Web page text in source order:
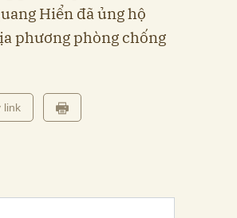
Hiển đã ủng hộ
phương phòng chống
link